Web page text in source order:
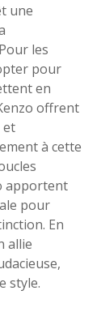
une
les
pour
en
offrent
et
à cette
apportent
pour
En
allie
style.